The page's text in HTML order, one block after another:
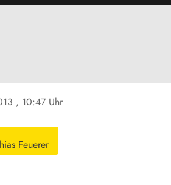
, 10:47 Uhr
Feuerer